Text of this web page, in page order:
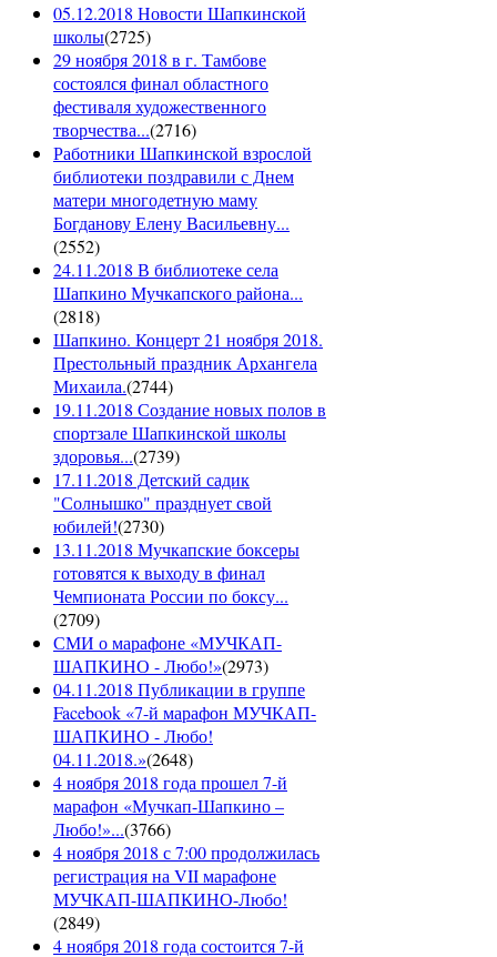
05.12.2018 Новости Шапкинской
школы(2725)
29 ноября 2018 в г. Тамбове
состоялся финал областного
фестиваля художественного
творчества...(2716)
Работники Шапкинской взрослой
библиотеки поздравили с Днем
матери многодетную маму
Богданову Елену Васильевну...
(2552)
24.11.2018 В библиотеке села
Шапкино Мучкапского района...
(2818)
Шапкино. Концерт 21 ноября 2018.
Престольный праздник Архангела
Михаила.(2744)
19.11.2018 Создание новых полов в
спортзале Шапкинской школы
здоровья...(2739)
17.11.2018 Детский садик
"Солнышко" празднует свой
юбилей!(2730)
13.11.2018 Мучкапские боксеры
готовятся к выходу в финал
Чемпионата России по боксу...
(2709)
СМИ о марафоне «МУЧКАП-
ШАПКИНО - Любо!»(2973)
04.11.2018 Публикации в группе
Facebook «7-й марафон МУЧКАП-
ШАПКИНО - Любо!
04.11.2018.»(2648)
4 ноября 2018 года прошел 7-й
марафон «Мучкап-Шапкино –
Любо!»...(3766)
4 ноября 2018 с 7:00 продолжилась
регистрация на VII марафоне
МУЧКАП-ШАПКИНО-Любо!
(2849)
4 ноября 2018 года состоится 7-й